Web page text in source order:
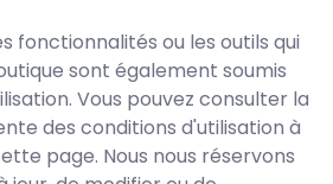
fonctionnalités ou les outils qui
sont également soumis
Vous pouvez consulter la
des conditions d'utilisation à
page. Nous nous réservons